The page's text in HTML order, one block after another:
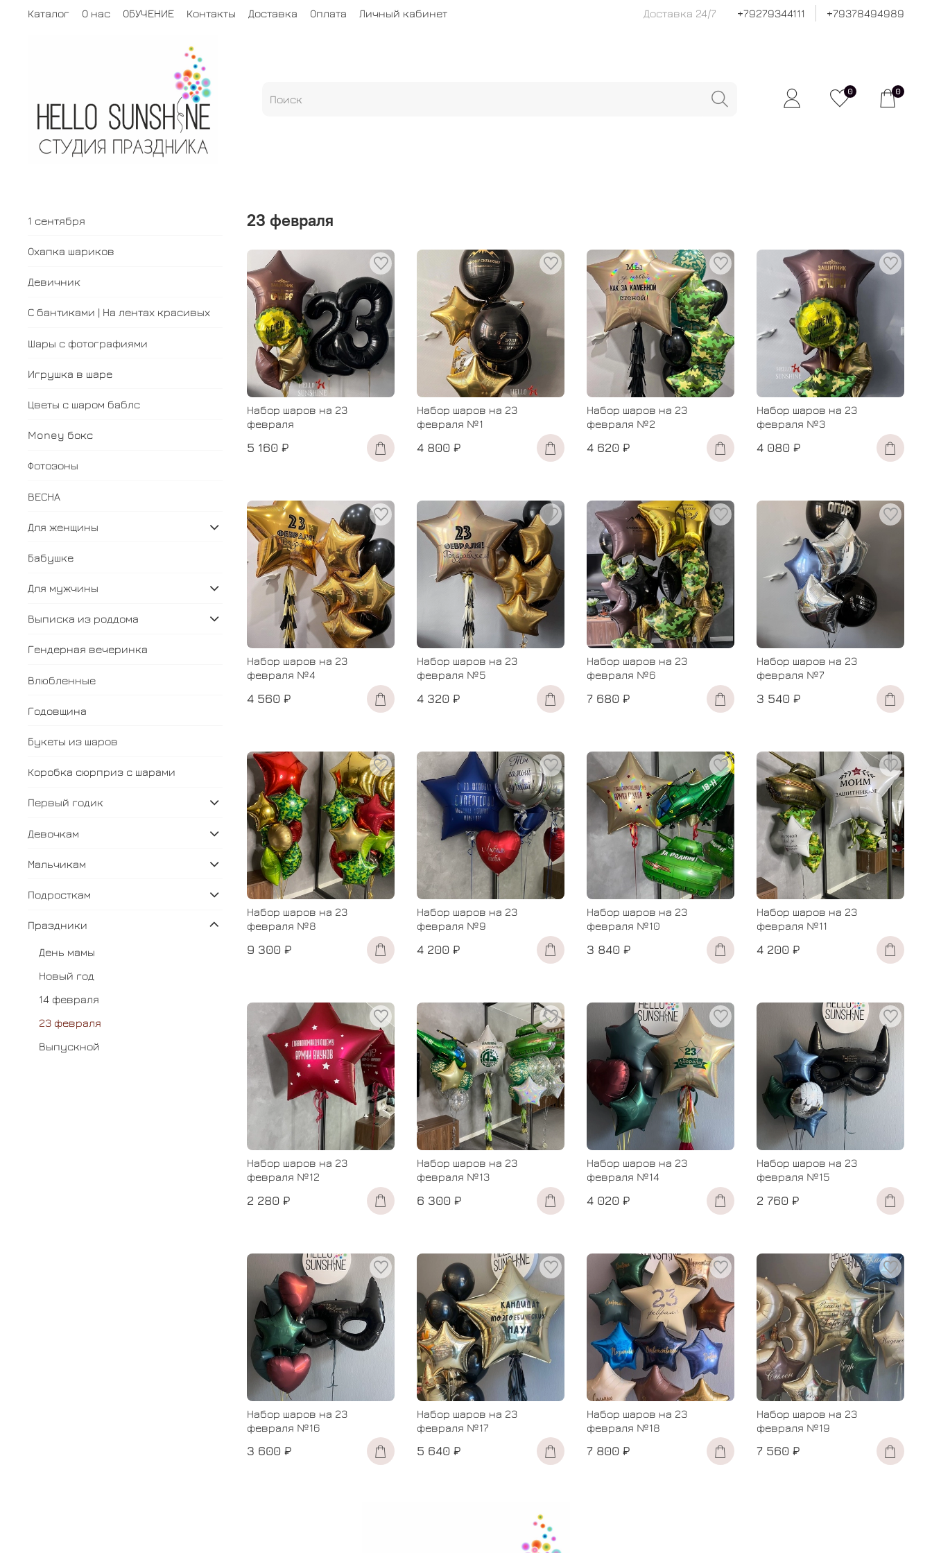
Каталог О нас ОБУЧЕНИЕ Контакты Доставка Оплата Личный кабинет Доставка 24/7 +79279344111 +79378494989
0 0
23 февраля
Набор шаров на 23
февраля
5 160 ₽
Набор шаров на 23
февраля №1
4 800 ₽
Набор шаров на 23
февраля №2
4 620 ₽
Набор шаров на 23
февраля №3
4 080 ₽
Набор шаров на 23
февраля №4
4 560 ₽
Набор шаров на 23
февраля №5
4 320 ₽
Набор шаров на 23
февраля №6
7 680 ₽
Набор шаров на 23
февраля №7
3 540 ₽
Набор шаров на 23
февраля №8
9 300 ₽
Набор шаров на 23
февраля №9
4 200 ₽
Набор шаров на 23
февраля №10
3 840 ₽
Набор шаров на 23
февраля №11
4 200 ₽
Набор шаров на 23
февраля №12
2 280 ₽
Набор шаров на 23
февраля №13
6 300 ₽
Набор шаров на 23
февраля №14
4 020 ₽
Набор шаров на 23
февраля №15
2 760 ₽
Набор шаров на 23
февраля №16
3 600 ₽
Набор шаров на 23
февраля №17
5 640 ₽
Набор шаров на 23
февраля №18
7 800 ₽
Набор шаров на 23
февраля №19
7 560 ₽
1 сентября
Охапка шариков
Девичник
С бантиками | На лентах красивых
Шары с фотографиями
Игрушка в шаре
Цветы с шаром баблс
Money бокс
Фотозоны
ВЕСНА
Для женщины
Бабушке
Для мужчины
Выписка из роддома
Гендерная вечеринка
Влюбленные
Годовщина
Букеты из шаров
Коробка сюрприз с шарами
Первый годик
Девочкам
Мальчикам
Подросткам
Праздники
День мамы
Новый год
14 февраля
23 февраля
Выпускной